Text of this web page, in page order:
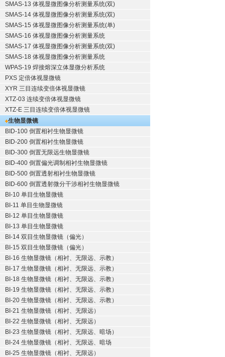
SMAS-13 体视显微图像分析测量系统(双)
SMAS-14 体视显微图像分析测量系统(双)
SMAS-15 体视显微图像分析测量系统(单)
SMAS-16 体视显微图像分析测量系统
SMAS-17 体视显微图像分析测量系统(双)
SMAS-18 体视显微图像分析测量系统
WPAS-19 焊接熔深立体显微分析系统
PXS 定倍体视显微镜
XYR 三目连续变倍体视显微镜
XTZ-03 连续变倍体视显微镜
XTZ-E 三目连续变倍体视显微镜
生物显微镜
BID-100 倒置相衬生物显微镜
BID-200 倒置相衬生物显微镜
BID-300 倒置无限远生物显微镜
BID-400 倒置偏光调制相衬生物显微镜
BID-500 倒置透射相衬生物显微镜
BID-600 倒置透射微分干涉相衬生物显微镜
BI-10 单目生物显微镜
BI-11 单目生物显微镜
BI-12 单目生物显微镜
BI-13 单目生物显微镜
BI-14 双目生物显微镜（偏光）
BI-15 双目生物显微镜（偏光）
BI-16 生物显微镜（相衬、无限远、示教）
BI-17 生物显微镜（相衬、无限远、示教）
BI-18 生物显微镜（相衬、无限远、示教）
BI-19 生物显微镜（相衬、无限远、示教）
BI-20 生物显微镜（相衬、无限远、示教）
BI-21 生物显微镜（相衬、无限远）
BI-22 生物显微镜（相衬、无限远）
BI-23 生物显微镜（相衬、无限远、暗场）
BI-24 生物显微镜（相衬、无限远、暗场
BI-25 生物显微镜（相衬、无限远）